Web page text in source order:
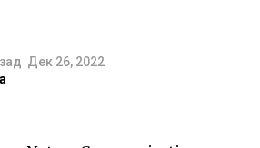
Дек 26, 2022